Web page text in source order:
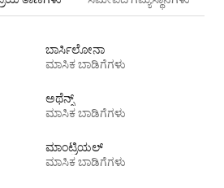
ಬಾರ್ಸಿಲೋನಾ
ಮಾಸಿಕ ಬಾಡಿಗೆಗಳು
ಅಥೆನ್ಸ್
ಮಾಸಿಕ ಬಾಡಿಗೆಗಳು
ಮಾಂಟ್ರಿಯಲ್
ಮಾಸಿಕ ಬಾಡಿಗೆಗಳು